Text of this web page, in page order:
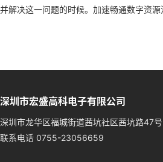
并解决这一问题的时候。加速畅通数字资
深圳市宏盛高科电子有限公司
深圳市龙华区福城街道茜坑社区茜坑路47号
联系电话 0755-23056659